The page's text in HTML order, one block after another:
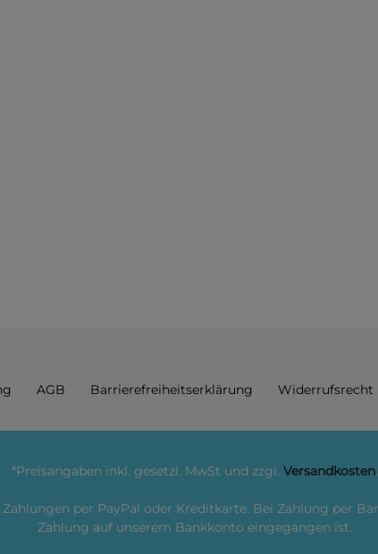
AGB Barrierefreiheitserklärung Widerrufs­recht
*Preisangaben inkl. gesetzl. MwSt und zzgl. Versandkosten.
per PayPal oder Kreditkarte. Bei Zahlung per
Zahlung auf unserem Bankkonto eingegangen ist.